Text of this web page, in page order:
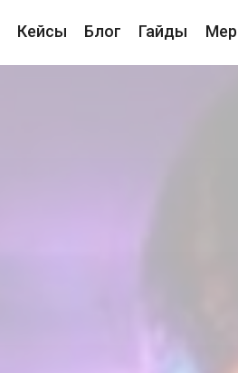
Кейсы Блог Гайды